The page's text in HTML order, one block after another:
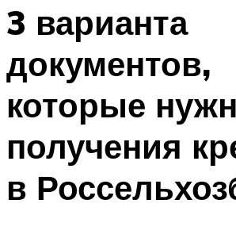
3 варианта
документов,
которые
получения
в